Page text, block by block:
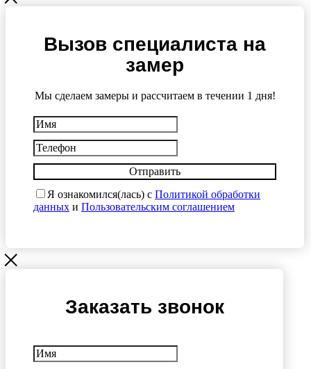
Вызов специалиста на
замер
Мы сделаем замеры и рассчитаем в течении 1 дня!
Отправить
Я ознакомился(лась) с Политикой обработки
данных и Пользовательским соглашением
Заказать звонок